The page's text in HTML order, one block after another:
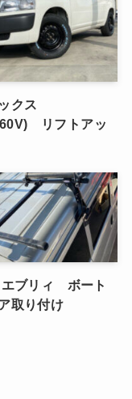
クス
リフトアッ
エブリィ ボート
取り付け